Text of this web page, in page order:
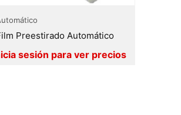
Preestirado Automático